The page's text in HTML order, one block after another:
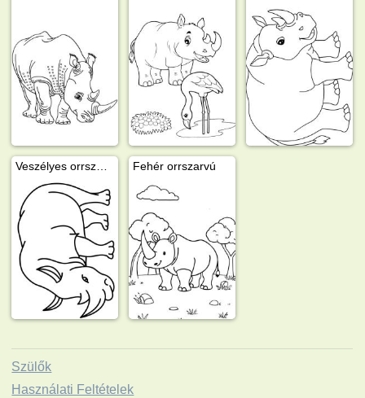
Fehér orrszarvú
Szülők
Használati Feltételek